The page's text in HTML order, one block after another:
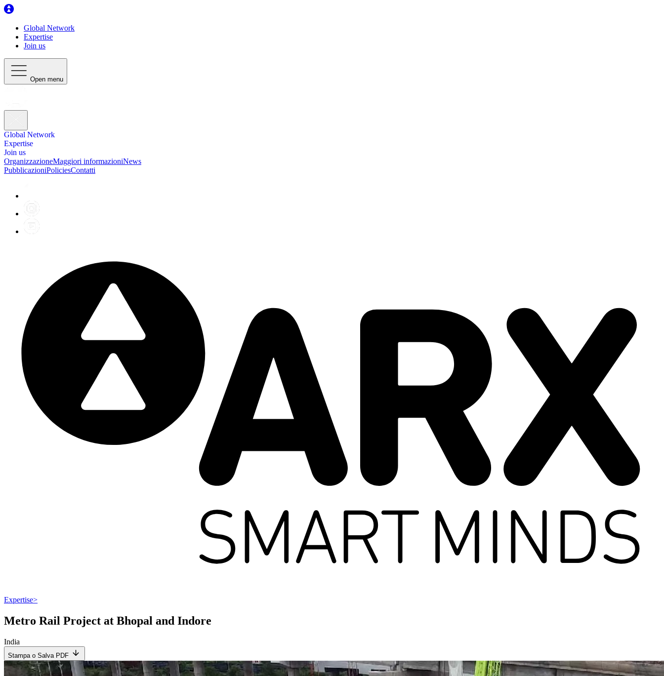
Global Network
Expertise
Join us
Open menu
Global Network
Expertise
Join us
OrganizzazioneMaggiori informazioniNews
PubblicazioniPoliciesContatti
Expertise>
Metro Rail Project at Bhopal and Indore
India
Stampa o Salva PDF